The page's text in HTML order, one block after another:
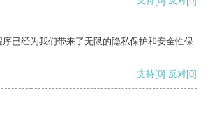
已经为我们带来了无限的隐私保护和安全性保
支持[0] 反对[0]